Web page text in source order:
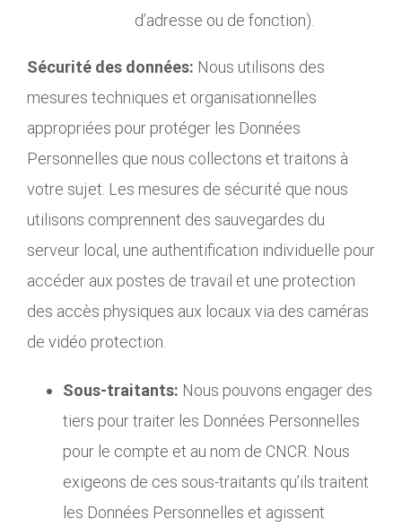
d’adresse ou de fonction).
Sécurité des données: Nous utilisons des
mesures techniques et organisationnelles
appropriées pour protéger les Données
Personnelles que nous collectons et traitons à
votre sujet. Les mesures de sécurité que nous
utilisons comprennent des sauvegardes du
serveur local, une authentification individuelle pour
accéder aux postes de travail et une protection
des accès physiques aux locaux via des caméras
de vidéo protection.
Sous-traitants: Nous pouvons engager des
tiers pour traiter les Données Personnelles
pour le compte et au nom de CNCR. Nous
exigeons de ces sous-traitants qu’ils traitent
les Données Personnelles et agissent